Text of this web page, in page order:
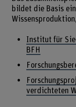
bildet die Basis
Institut für
BFH
verdichteten